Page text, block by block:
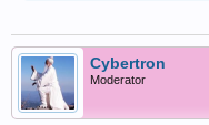
Cybertron
Moderator